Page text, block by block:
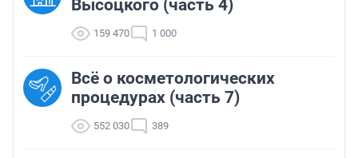
Высоцкого (часть 4)
159 470 1 000
Всё о косметологических
процедурах (часть 7)
552 030 389